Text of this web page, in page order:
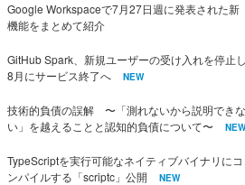
Google Workspaceで7月27日週に発表された新
機能をまとめて紹介
GitHub Spark、新規ユーザーの受け入れを停止し
8月にサービス終了へ
NEW
技術的負債の誤解 〜「測れないから説明できな
い」を越えることと認知的負債について〜
NEW
TypeScriptを実行可能なネイティブバイナリにコ
ンパイルする「scriptc」公開
NEW